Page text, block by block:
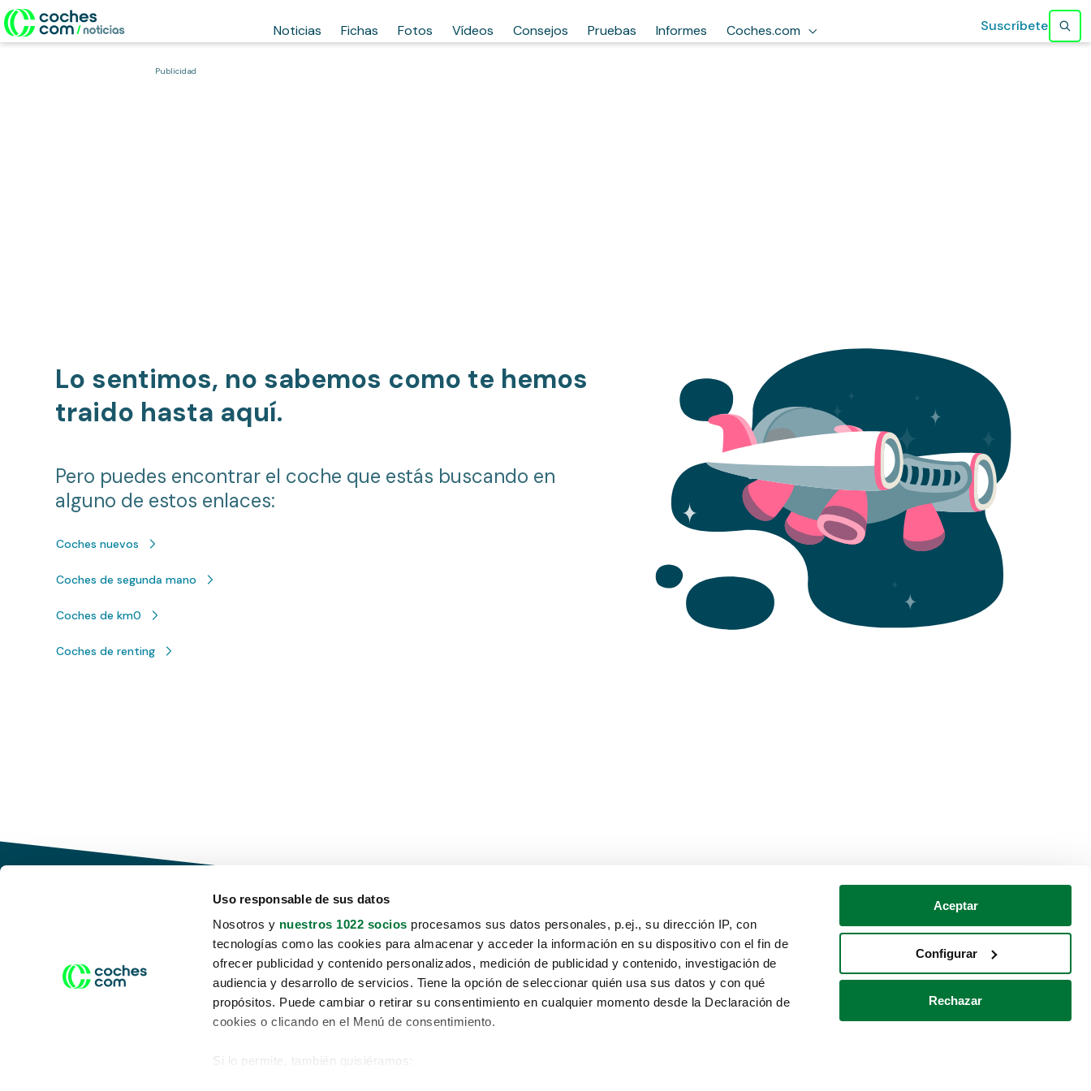
Uso responsable de sus datos
Nosotros y nuestros 1022 socios procesamos sus datos personales, p.ej., su dirección IP, con
tecnologías como las cookies para almacenar y acceder la información en su dispositivo con el fin de
ofrecer publicidad y contenido personalizados, medición de publicidad y contenido, investigación de
audiencia y desarrollo de servicios. Tiene la opción de seleccionar quién usa sus datos y con qué
propósitos. Puede cambiar o retirar su consentimiento en cualquier momento desde la Declaración de
cookies o clicando en el Menú de consentimiento.
Si lo permite, también quisiéramos:
Aceptar
Configurar
Rechazar
Noticias Fichas Fotos Vídeos Consejos Pruebas Informes Coches.com Suscríbete
Publicidad
Lo sentimos, no sabemos como te hemos
traido hasta aquí.
Pero puedes encontrar el coche que estás buscando en
alguno de estos enlaces:
Coches nuevos
Coches de segunda mano
Coches de km0
Coches de renting
Conduce tu futuro,
desata tu movilidad